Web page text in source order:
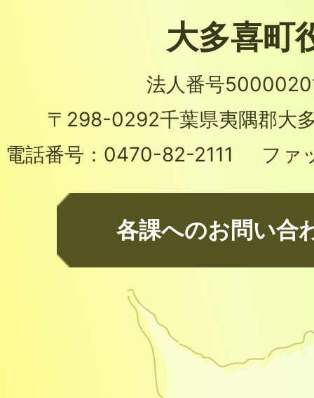
大多喜町
法人番号
〒298-0292千葉県夷隅郡大
電話番号： 0470-82-2111 ファ
各課へのお問い合